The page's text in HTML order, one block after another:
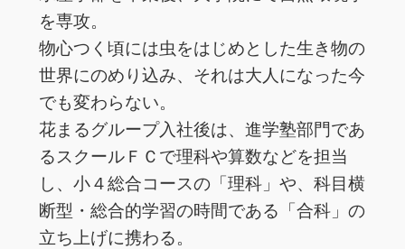
を専攻。
物心つく頃には虫をはじめとした生き物の
世界にのめり込み、それは大人になった今
でも変わらない。
花まるグループ入社後は、進学塾部門であ
るスクールＦＣで理科や算数などを担当
し、小４総合コースの「理科」や、科目横
断型・総合的学習の時間である「合科」の
立ち上げに携わる。